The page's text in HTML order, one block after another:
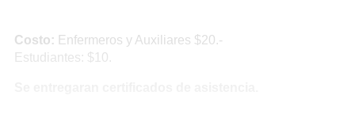
Costo: Enfermeros y Auxiliares $20.-
Estudiantes: $10.